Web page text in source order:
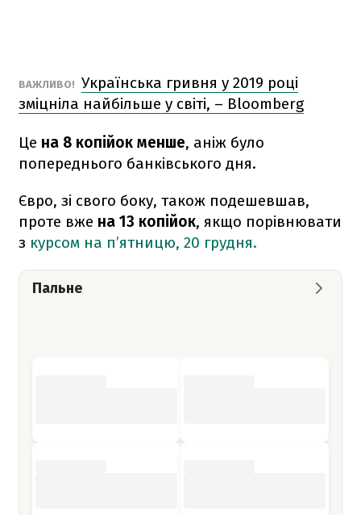
ВАЖЛИВО! Українська гривня у 2019 році
зміцніла найбільше у світі, – Bloomberg
Це на 8 копійок менше, аніж було
попереднього банківського дня.
Євро, зі свого боку, також подешевшав,
проте вже на 13 копійок, якщо порівнювати
з курсом на п’ятницю, 20 грудня.
Пальне